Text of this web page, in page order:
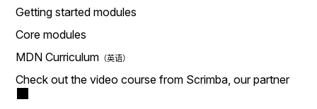
Getting started modules
Core modules
MDN Curriculum
Check out the video course from Scrimba, our partner